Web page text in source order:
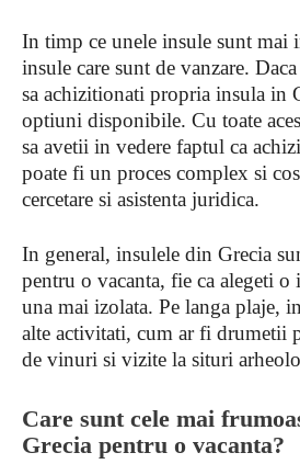
In timp ce unele insule sunt mai
insule care sunt de vanzare.
sa achizitionati propria insula in
optiuni disponibile. Cu toate
sa avetii in vedere faptul ca
poate fi un proces complex si
cercetare si asistenta juridica.
In general, insulele din Grecia
pentru o vacanta, fie ca alegeti o
una mai izolata. Pe langa plaje,
alte activitati, cum ar fi drumetii
de vinuri si vizite la situri
Care sunt cele mai
Grecia pentru o vacanta?